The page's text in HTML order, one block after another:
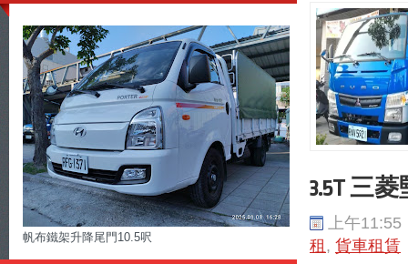
帆布鐵架升降尾門10.5呎
3.5T 三
上午11:55
租, 貨車租賃